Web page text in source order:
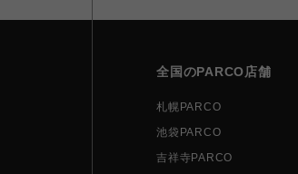
全国のPARCO店舗
札幌PARCO
池袋PARCO
吉祥寺PARCO